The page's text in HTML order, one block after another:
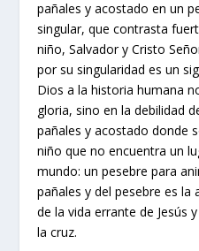
pañales y acostado en un
singular, que contrasta
niño, Salvador y Cristo
por su singularidad es un
Dios a la historia humana
gloria, sino en la debilidad
pañales y acostado donde
niño que no encuentra un
mundo: un pesebre para
pañales y del pesebre es la
de la vida errante de Jesús
la cruz.